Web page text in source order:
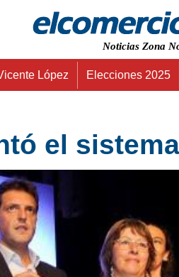
Noticias Zona
López Elecciones 2025
el